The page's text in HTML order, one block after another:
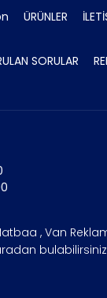
ÜRÜNLER
SORULAR
, Van